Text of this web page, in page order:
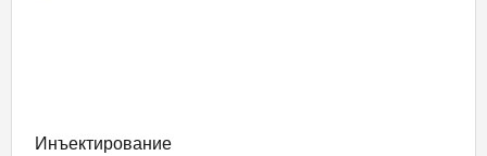
Инъектирование